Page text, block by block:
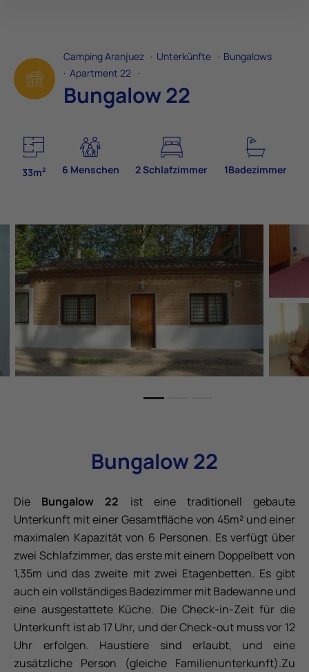
Camping Aranjuez · Unterkünfte · Bungalows
· Apartment 22 ·
Bungalow 22
33m2 6 Menschen 2 Schlafzimmer 1Badezimmer
Bungalow 22
Die Bungalow 22 ist eine traditionell gebaute
Unterkunft mit einer Gesamtfläche von 45m² und einer
maximalen Kapazität von 6 Personen. Es verfügt über
zwei Schlafzimmer, das erste mit einem Doppelbett von
1,35m und das zweite mit zwei Etagenbetten. Es gibt
auch ein vollständiges Badezimmer mit Badewanne und
eine ausgestattete Küche. Die Check-in-Zeit für die
Unterkunft ist ab 17 Uhr, und der Check-out muss vor 12
Uhr erfolgen. Haustiere sind erlaubt, und eine
zusätzliche Person (gleiche Familienunterkunft).Zu